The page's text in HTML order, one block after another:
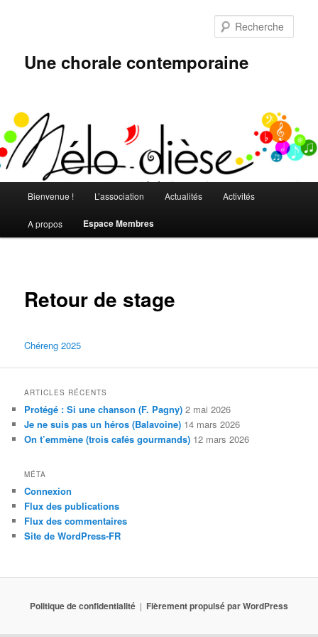
Une chorale contemporaine
principal
Bienvenue ! L’association Actualités Activités
A propos Espace Membres
Retour de stage
Chéreng 2025
ARTICLES RÉCENTS
Protégé : Si une chanson (F. Pagny) 2 mai 2026
Je ne suis pas un héros (Balavoine) 14 mars 2026
On t’emmène (trois cafés gourmands) 12 mars 2026
MÉTA
Connexion
Flux des publications
Flux des commentaires
Site de WordPress-FR
Politique de confidentialité Fièrement propulsé par WordPress